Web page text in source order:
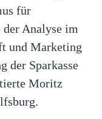
für
Analyse im
und Marketing
der Sparkasse
Moritz